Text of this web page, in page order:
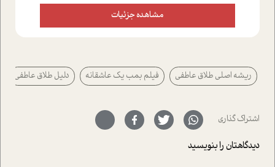
علیخواه، جامعه شناس در بخش های مختلف تلاش کرده ایم
از دریچه های گوناگون به این موضوع مهم بپردازیم.فصل
پیرامون آن آشنا می کند.در بخش دو فنجان داغ به سراغ افرادی
رفته ایم که موفقیت را در عمل به اثبات رسانده اند؛ سید
حمیدرضا محتشمی که بیست و پنجمین سال فعالیت حرفه
سر نهاده است و نیز کرامت عزیز زاده؛ سفیر صلح و دوستی که
با رکاب زدن در بیش از هفتاد کشور و کاشتن درخت، به نماد
حمایت از محیط زیست و منابع طبیعی تبدیل گشته
است.فصل روایت اجنبی ها در این شماره به دو موضوع
مشاهده جزئیات
ریشه اصلي طلاق عاطفی فیلم بمب یک عاشقانه دلیل طلاق عاطفی
اشتراک گذاری
دیدگاهتان را بنویسید